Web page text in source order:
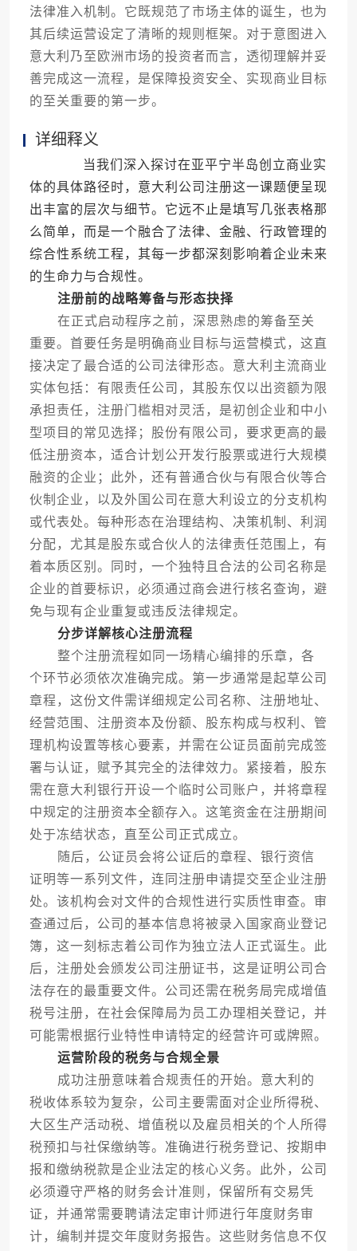
法律准入机制。它既规范了市场主体的诞生，也为
其后续运营设定了清晰的规则框架。对于意图进入
意大利乃至欧洲市场的投资者而言，透彻理解并妥
善完成这一流程，是保障投资安全、实现商业目标
的至关重要的第一步。
详细释义
当我们深入探讨在亚平宁半岛创立商业实
体的具体路径时，意大利公司注册这一课题便呈现
出丰富的层次与细节。它远不止是填写几张表格那
么简单，而是一个融合了法律、金融、行政管理的
综合性系统工程，其每一步都深刻影响着企业未来
的生命力与合规性。
注册前的战略筹备与形态抉择
在正式启动程序之前，深思熟虑的筹备至关
重要。首要任务是明确商业目标与运营模式，这直
接决定了最合适的公司法律形态。意大利主流商业
实体包括：有限责任公司，其股东仅以出资额为限
承担责任，注册门槛相对灵活，是初创企业和中小
型项目的常见选择；股份有限公司，要求更高的最
低注册资本，适合计划公开发行股票或进行大规模
融资的企业；此外，还有普通合伙与有限合伙等合
伙制企业，以及外国公司在意大利设立的分支机构
或代表处。每种形态在治理结构、决策机制、利润
分配，尤其是股东或合伙人的法律责任范围上，有
着本质区别。同时，一个独特且合法的公司名称是
企业的首要标识，必须通过商会进行核名查询，避
免与现有企业重复或违反法律规定。
分步详解核心注册流程
整个注册流程如同一场精心编排的乐章，各
个环节必须依次准确完成。第一步通常是起草公司
章程，这份文件需详细规定公司名称、注册地址、
经营范围、注册资本及份额、股东构成与权利、管
理机构设置等核心要素，并需在公证员面前完成签
署与认证，赋予其完全的法律效力。紧接着，股东
需在意大利银行开设一个临时公司账户，并将章程
中规定的注册资本全额存入。这笔资金在注册期间
处于冻结状态，直至公司正式成立。
随后，公证员会将公证后的章程、银行资信
证明等一系列文件，连同注册申请提交至企业注册
处。该机构会对文件的合规性进行实质性审查。审
查通过后，公司的基本信息将被录入国家商业登记
簿，这一刻标志着公司作为独立法人正式诞生。此
后，注册处会颁发公司注册证书，这是证明公司合
法存在的最重要文件。公司还需在税务局完成增值
税号注册，在社会保障局为员工办理相关登记，并
可能需根据行业特性申请特定的经营许可或牌照。
运营阶段的税务与合规全景
成功注册意味着合规责任的开始。意大利的
税收体系较为复杂，公司主要需面对企业所得税、
大区生产活动税、增值税以及雇员相关的个人所得
税预扣与社保缴纳等。准确进行税务登记、按期申
报和缴纳税款是企业法定的核心义务。此外，公司
必须遵守严格的财务会计准则，保留所有交易凭
证，并通常需要聘请法定审计师进行年度财务审
计，编制并提交年度财务报告。这些财务信息不仅